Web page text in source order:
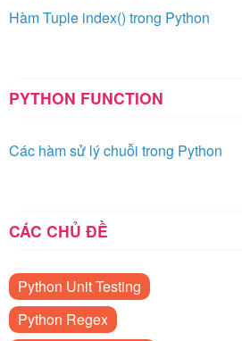
Hàm Tuple index() trong Python
PYTHON FUNCTION
Các hàm sử lý chuỗi trong Python
CÁC CHỦ ĐỀ
Python Unit Testing
Python Regex